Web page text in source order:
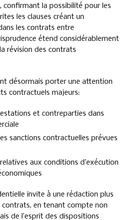
confirmant la possibilité pour les
les clauses créant un
les contrats entre
étend considérablement
révision des contrats
désormais porter une attention
contractuels majeurs:
et contreparties dans
sanctions contractuelles prévues
aux conditions d’exécution
invite à une rédaction plus
contrats, en tenant compte non
de l’esprit des dispositions